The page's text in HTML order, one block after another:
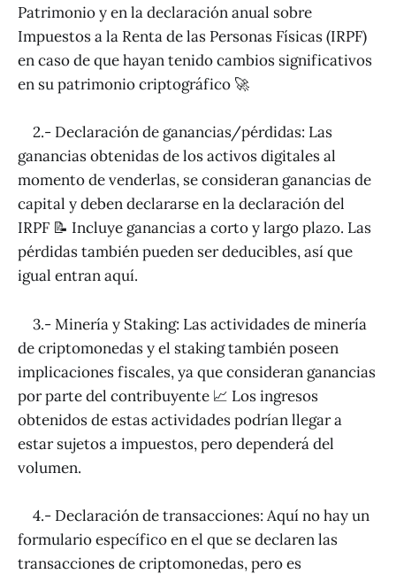
Patrimonio y en la declaración anual sobre
Impuestos a la Renta de las Personas Físicas (IRPF)
en caso de que hayan tenido cambios significativos
en su patrimonio criptográfico 🚀
2.- Declaración de ganancias/pérdidas: Las
ganancias obtenidas de los activos digitales al
momento de venderlas, se consideran ganancias de
capital y deben declararse en la declaración del
IRPF 📝 Incluye ganancias a corto y largo plazo. Las
pérdidas también pueden ser deducibles, así que
igual entran aquí.
3.- Minería y Staking: Las actividades de minería
de criptomonedas y el staking también poseen
implicaciones fiscales, ya que consideran ganancias
por parte del contribuyente 📈 Los ingresos
obtenidos de estas actividades podrían llegar a
estar sujetos a impuestos, pero dependerá del
volumen.
4.- Declaración de transacciones: Aquí no hay un
formulario específico en el que se declaren las
transacciones de criptomonedas, pero es